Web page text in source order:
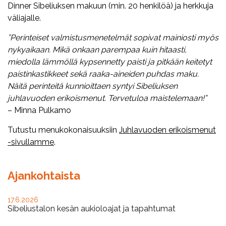
Dinner Sibeliuksen makuun (min. 20 henkilöä) ja herkkuja
väliajalle.
”Perinteiset valmistusmenetelmät sopivat mainiosti myös
nykyaikaan. Mikä onkaan parempaa kuin hitaasti,
miedolla lämmöllä kypsennetty paisti ja pitkään keitetyt
paistinkastikkeet sekä raaka-aineiden puhdas maku.
Näitä perinteitä kunnioittaen syntyi Sibeliuksen
juhlavuoden erikoismenut. Tervetuloa maistelemaan!”
– Minna Pulkamo
Tutustu menukokonaisuuksiin Juhlavuoden erikoismenut
-sivullamme.
Ajankohtaista
17.6.2026
Sibeliustalon kesän aukioloajat ja tapahtumat